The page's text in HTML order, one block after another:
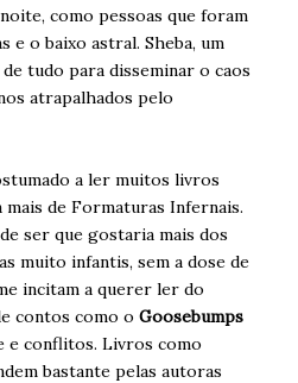
como pessoas que foram
e o baixo astral. Sheba, um
tudo para disseminar o caos
atrapalhados pelo
a ler muitos livros
de Formaturas Infernais.
ser que gostaria mais dos
muito infantis, sem a dose de
incitam a querer ler do
contos como o Goosebumps
e conflitos. Livros como
bastante pelas autoras